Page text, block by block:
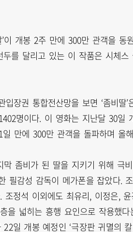
’이 개봉 2주 만에 300만 관객을
를 달리고 있는 이 작품은 시체
입장권 통합전산망을 보면 ‘좀비
명이다. 이 영화는 지난달 30일
만에 300만 관객을 돌파하며 올
막 좀비가 된 딸을 지키기 위해
필감성 감독이 메가폰을 잡았다.
조정석 이외에도 최유리, 이정은,
을 넓히는 흥행 요인으로 작용했
22일 개봉 예정인 ‘극장판 귀멸의